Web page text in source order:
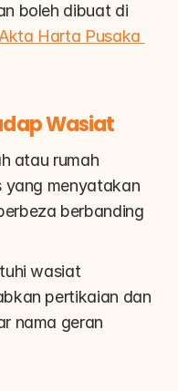
boleh dibuat di
Akta Harta Pusaka
Wasiat
atau rumah
yang menyatakan
berbanding
wasiat
pertikaian dan
nama geran